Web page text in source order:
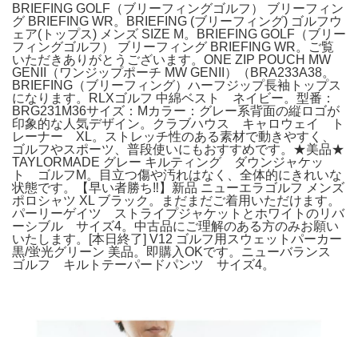
BRIEFING GOLF（ブリーフィングゴルフ） ブリーフィン
グ BRIEFING WR。BRIEFING (ブリーフィング) ゴルフウ
ェア(トップス) メンズ SIZE M。BRIEFING GOLF（ブリー
フィングゴルフ） ブリーフィング BRIEFING WR。ご覧
いただきありがとうございます。ONE ZIP POUCH MW
GENII（ワンジップポーチ MW GENII）（BRA233A38。
BRIEFING（ブリーフィング）ハーフジップ長袖トップス
になります。RLXゴルフ 中綿ベスト ネイビー。型番：
BRG231M36サイズ：Mカラー：グレー系背面の縦ロゴが
印象的な人気デザイン。クラブハウス キャロウェイ ト
レーナー XL。ストレッチ性のある素材で動きやすく、
ゴルフやスポーツ、普段使いにもおすすめです。★美品★
TAYLORMADE グレー キルティング ダウンジャケッ
ト ゴルフM。目立つ傷や汚れはなく、全体的にきれいな
状態です。【早い者勝ち‼️】新品 ニューエラゴルフ メンズ
ポロシャツ XL ブラック。まだまだご着用いただけます。
パーリーゲイツ ストライプジャケットとホワイトのリバ
ーシブル サイズ4。中古品にご理解のある方のみお願い
いたします。[本日終了] V12 ゴルフ用スウェットパーカー
黒/蛍光グリーン 美品。即購入OKです。ニューバランス
ゴルフ キルトテーパードパンツ サイズ4。